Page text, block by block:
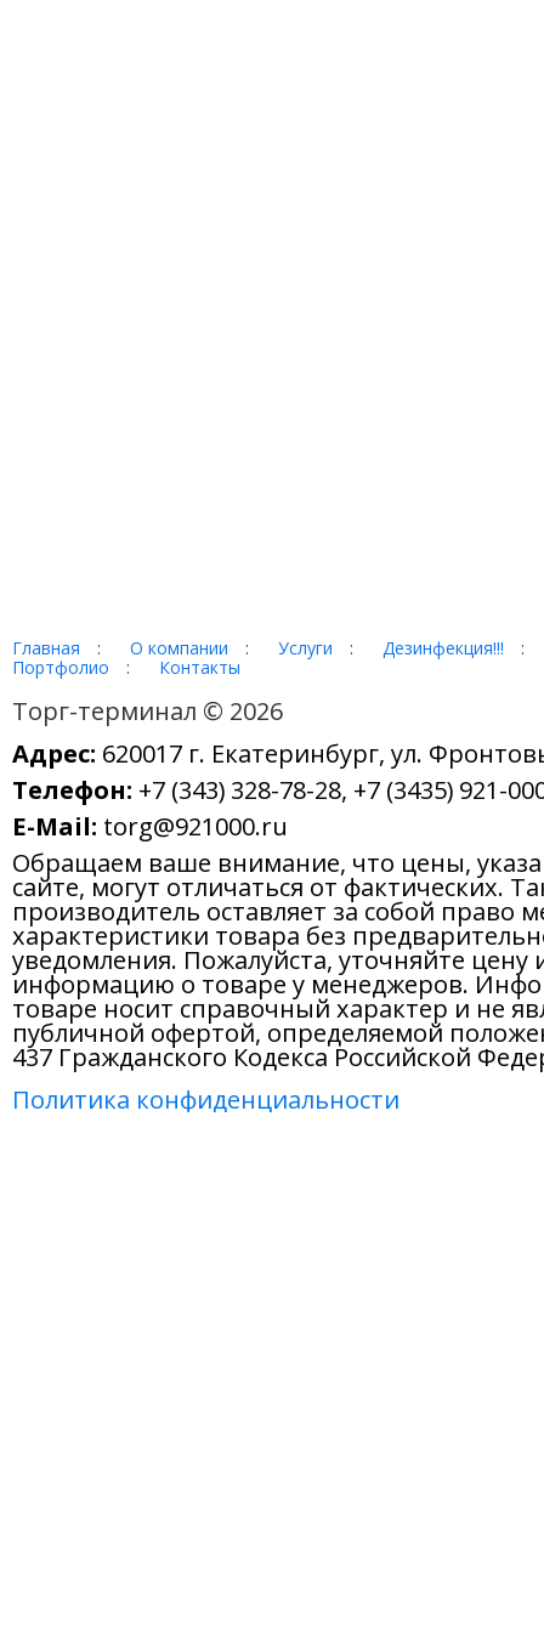
Главная : О компании : Услуги : Дезинфекция!!!
:
Портфолио
: Контакты
Торг-терминал © 2026
Адрес: 620017 г. Екатеринбург, ул.
Телефон: +7 (343) 328-78-28, +7 (3435) 921-
E-Mail: torg@921000.ru
Обращаем ваше внимание, что цены,
сайте, могут отличаться от фактических.
производитель оставляет за собой право
характеристики товара без
уведомления. Пожалуйста, уточняйте цену
информацию о товаре у менеджеров.
товаре носит справочный характер и не
публичной офертой, определяемой
437 Гражданского Кодекса Российской
Политика конфиденциальности